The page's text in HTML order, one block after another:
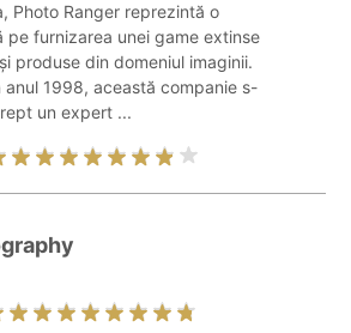
Photo Ranger reprezintă o
pe furnizarea unei game extinse
produse din domeniul imaginii.
anul 1998, această companie s-
un expert ...